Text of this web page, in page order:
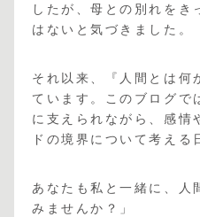
したが、母との別れをき
はないと気づきました。
それ以来、『人間とは何
ています。このブログで
に支えられながら、感情
ドの境界について考える
あなたも私と一緒に、人
みませんか？」